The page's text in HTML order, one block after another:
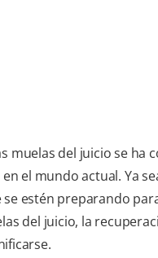
muelas del juicio se ha
el mundo actual. Ya
estén preparando
del juicio, la